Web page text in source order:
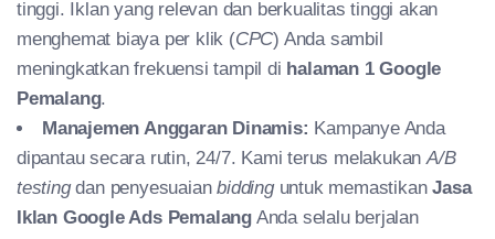
tinggi. Iklan yang relevan dan berkualitas tinggi akan
menghemat biaya per klik (CPC) Anda sambil
meningkatkan frekuensi tampil di halaman 1 Google
Pemalang.
Manajemen Anggaran Dinamis: Kampanye Anda
dipantau secara rutin, 24/7. Kami terus melakukanA/B
testingdan penyesuaianbiddinguntuk memastikanJasa
Iklan Google Ads Pemalang Anda selalu berjalan